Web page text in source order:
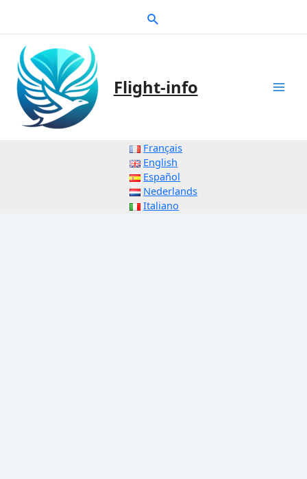
Suche
Flight-info
Français
English
Español
Nederlands
Italiano